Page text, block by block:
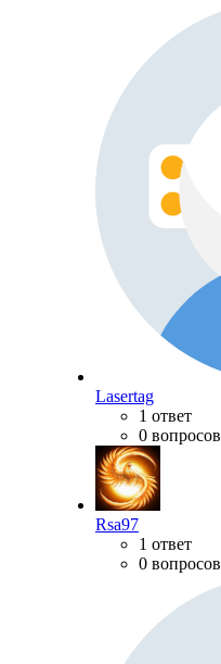
Lasertag
1 ответ
0 вопросов
Rsa97
1 ответ
0 вопросов